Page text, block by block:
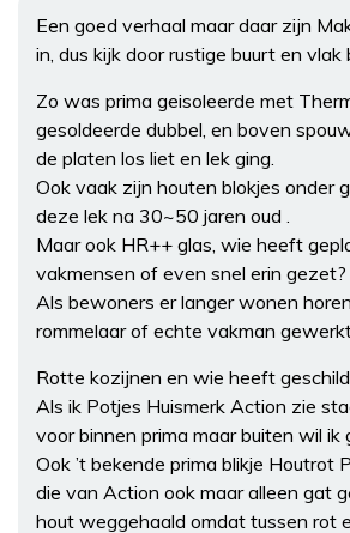
Een goed verhaal maar daar zijn
in, dus kijk door rustige buurt en vlak
Zo was prima geisoleerde met
gesoldeerde dubbel, en boven
de platen los liet en lek ging.
Ook vaak zijn houten blokjes onder
deze lek na 30~50 jaren oud .
Maar ook HR++ glas, wie heeft
vakmensen of even snel erin gezet?
Als bewoners er langer wonen
rommelaar of echte vakman
Rotte kozijnen en wie heeft
Als ik Potjes Huismerk Action zie
voor binnen prima maar buiten wil ik
Ook ’t bekende prima blikje Houtrot
die van Action ook maar alleen gat
hout weggehaald omdat tussen rot